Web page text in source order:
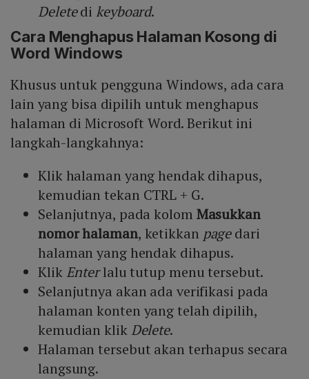
Deletedikeyboard.
Cara Menghapus Halaman Kosong di
Word Windows
Khusus untuk pengguna Windows, ada cara
lain yang bisa dipilih untuk menghapus
halaman di Microsoft Word. Berikut ini
langkah-langkahnya:
Klik halaman yang hendak dihapus,
kemudian tekan CTRL + G.
Selanjutnya, pada kolom Masukkan
nomor halaman, ketikkan pagedari
halaman yang hendak dihapus.
Klik Enterlalu tutup menu tersebut.
Selanjutnya akan ada verifikasi pada
halaman konten yang telah dipilih,
kemudian klik Delete.
Halaman tersebut akan terhapus secara
langsung.